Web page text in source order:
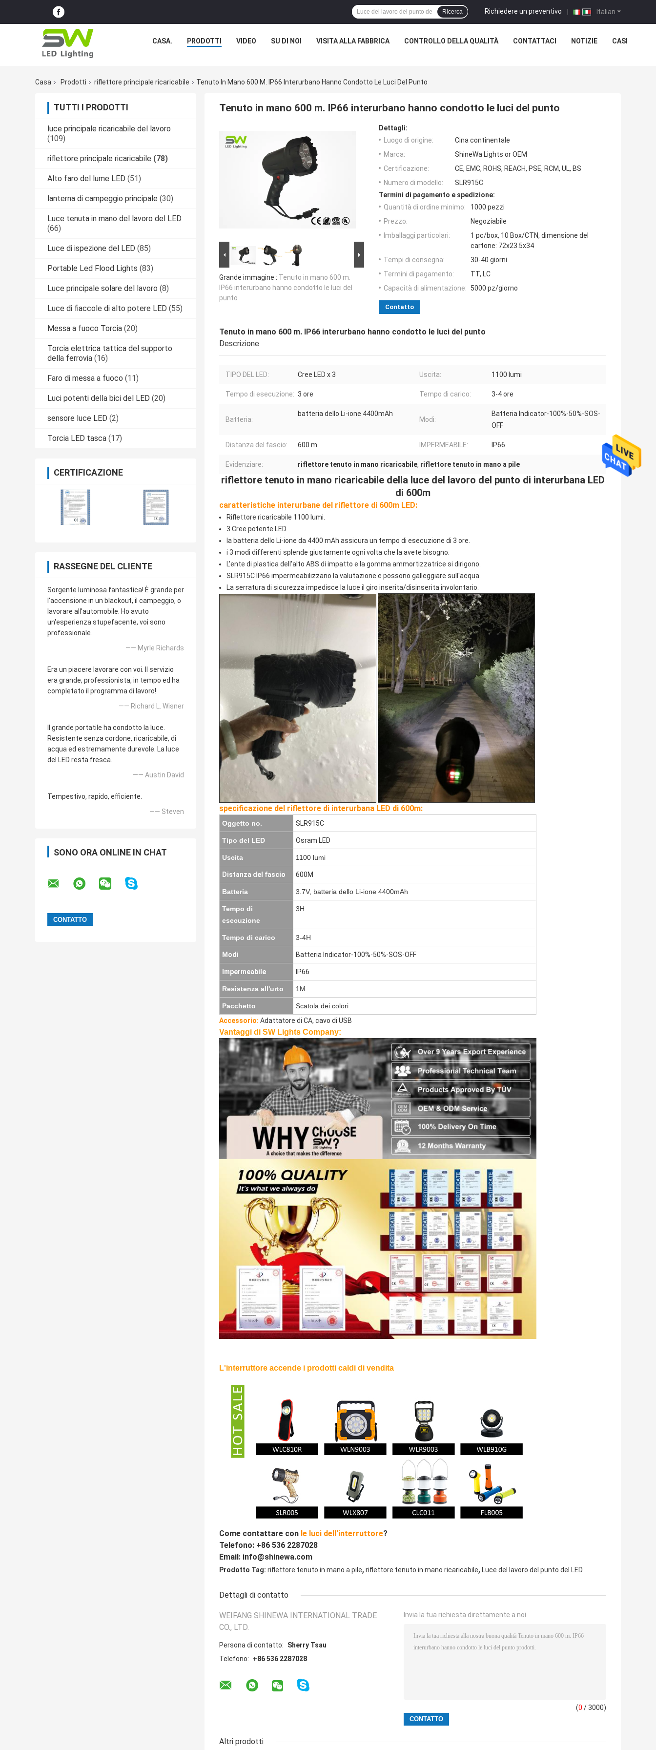
Italian
Richiedere un preventivo |
Ricerca
CASA. PRODOTTI VIDEO SU DI NOI VISITA ALLA FABBRICA CONTROLLO DELLA QUALITÀ CONTATTACI NOTIZIE CASI
Casa Prodotti riflettore principale ricaricabile Tenuto In Mano 600 M. IP66 Interurbano Hanno Condotto Le Luci Del Punto
TUTTI I PRODOTTI
luce principale ricaricabile del lavoro
(109)
riflettore principale ricaricabile (78)
Alto faro del lume LED (51)
lanterna di campeggio principale (30)
Luce tenuta in mano del lavoro del LED
(66)
Luce di ispezione del LED (85)
Portable Led Flood Lights (83)
Luce principale solare del lavoro (8)
Luce di fiaccole di alto potere LED (55)
Messa a fuoco Torcia (20)
Torcia elettrica tattica del supporto
della ferrovia (16)
Faro di messa a fuoco (11)
Luci potenti della bici del LED (20)
sensore luce LED (2)
Torcia LED tasca (17)
CERTIFICAZIONE
RASSEGNE DEL CLIENTE
Sorgente luminosa fantastica! È grande per
l'accensione in un blackout, il campeggio, o
lavorare all'automobile. Ho avuto
un'esperienza stupefacente, voi sono
professionale.
—— Myrle Richards
Era un piacere lavorare con voi. Il servizio
era grande, professionista, in tempo ed ha
completato il programma di lavoro!
—— Richard L. Wisner
Il grande portatile ha condotto la luce.
Resistente senza cordone, ricaricabile, di
acqua ed estremamente durevole. La luce
del LED resta fresca.
—— Austin David
Tempestivo, rapido, efficiente.
—— Steven
SONO ORA ONLINE IN CHAT
Tenuto in mano 600 m. IP66 interurbano hanno condotto le luci del punto
Grande immagine : Tenuto in mano 600 m.
IP66 interurbano hanno condotto le luci del
punto
Dettagli:
Luogo di origine:
Cina continentale
Marca:
ShineWa Lights or OEM
Certificazione:
CE, EMC, ROHS, REACH, PSE, RCM, UL, BS
Numero di modello:
SLR915C
Termini di pagamento e spedizione:
Quantità di ordine minimo:
1000 pezzi
Prezzo:
Negoziabile
Imballaggi particolari:
1 pc/box, 10 Box/CTN, dimensione del
cartone: 72x23.5x34
Tempi di consegna:
30-40 giorni
Termini di pagamento:
TT, LC
Capacità di alimentazione:
5000 pz/giorno
Contatto
Tenuto in mano 600 m. IP66 interurbano hanno condotto le luci del punto
Descrizione
TIPO DEL LED: Cree LED x 3 Uscita: 1100 lumi
Tempo di esecuzione: 3 ore Tempo di carico: 3-4 ore
Batteria:
batteria dello Li-ione 4400mAh
Modi:
Batteria Indicator-100%-50%-SOS-
OFF
Distanza del fascio: 600 m. IMPERMEABILE: IP66
Evidenziare: riflettore tenuto in mano ricaricabile, riflettore tenuto in mano a pile
riflettore tenuto in mano ricaricabile della luce del lavoro del punto di interurbana LED
di 600m
caratteristiche interurbane del riflettore di 600m LED:
Riflettore ricaricabile 1100 lumi.
3 Cree potente LED.
la batteria dello Li-ione da 4400 mAh assicura un tempo di esecuzione di 3 ore.
i 3 modi differenti splende giustamente ogni volta che la avete bisogno.
L'ente di plastica dell'alto ABS di impatto e la gomma ammortizzatrice si dirigono.
SLR915C IP66 impermeabilizzano la valutazione e possono galleggiare sull'acqua.
La serratura di sicurezza impedisce la luce il giro inserita/disinserita involontario.
specificazione del riflettore di interurbana LED di 600m:
Oggetto no. SLR915C
Tipo del LED Osram LED
Uscita 1100 lumi
Distanza del fascio 600M
Batteria 3.7V, batteria dello Li-ione 4400mAh
Tempo di
esecuzione
3H
Tempo di carico 3-4H
Modi Batteria Indicator-100%-50%-SOS-OFF
Impermeabile IP66
Resistenza all'urto 1M
Pacchetto
Scatola dei colori
Accessorio: Adattatore di CA, cavo di USB
Vantaggi di SW Lights Company:
L'interruttore accende i prodotti caldi di vendita
Come contattare con le luci dell'interruttore?
Telefono: +86 536 2287028
Email: info@shinewa.com
Prodotto Tag: riflettore tenuto in mano a pile, riflettore tenuto in mano ricaricabile, Luce del lavoro del punto del LED
Dettagli di contatto
WEIFANG SHINEWA INTERNATIONAL TRADE
CO., LTD.
Persona di contatto:
Sherry Tsau
Telefono:
+86 536 2287028
Invia la tua richiesta direttamente a noi
(0 / 3000)
Altri prodotti